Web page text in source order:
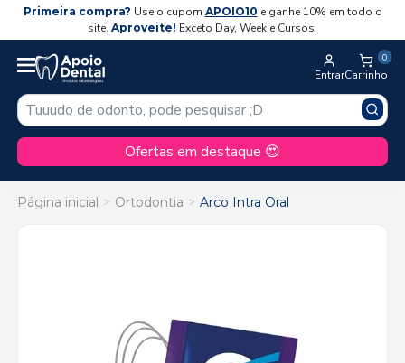
Primeira compra? Use o cupom APOIO10 e ganhe 10% em todo o
site. Aproveite! Exceto Day, Week e Cursos.
Entrar
0
Carrinho
Ofertas em destaque 😍
Página inicial Ortodontia Arco Intra Oral